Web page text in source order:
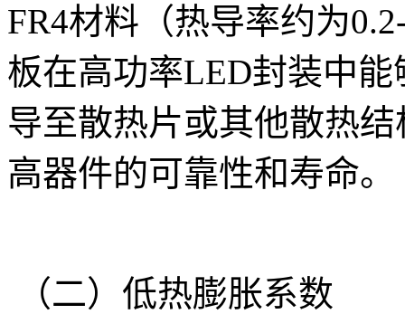
FR4材料（热导率约为
板在高功率LED封装中
导至散热片或其他散热
高器件的可靠性和寿命。
（二）低热膨胀系数